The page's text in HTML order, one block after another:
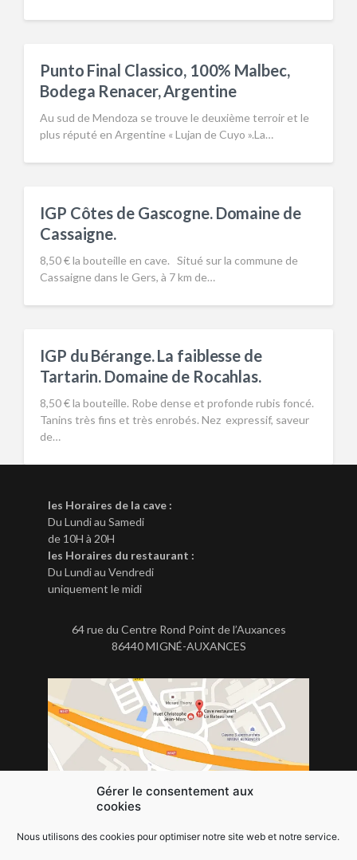
Gérer le consentement aux
cookies
Nous utilisons des cookies pour optimiser notre site web et notre service.
Punto Final Classico, 100% Malbec,
Bodega Renacer, Argentine
Au sud de Mendoza se trouve le deuxième terroir et le
plus réputé en Argentine « Lujan de Cuyo ».La…
IGP Côtes de Gascogne. Domaine de
Cassaigne.
8,50 € la bouteille en cave. Situé sur la commune de
Cassaigne dans le Gers, à 7 km de…
IGP du Bérange. La faiblesse de
Tartarin. Domaine de Rocahlas.
8,50 € la bouteille. Robe dense et profonde rubis foncé.
Tanins très fins et très enrobés. Nez expressif, saveur
de…
les Horaires de la cave :
Du Lundi au Samedi
de 10H à 20H
les Horaires du restaurant :
Du Lundi au Vendredi
uniquement le midi
64 rue du Centre Rond Point de l’Auxances
86440 MIGNÉ-AUXANCES